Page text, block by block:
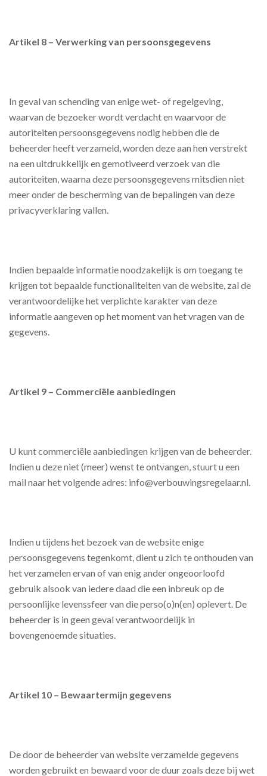
Artikel 8 – Verwerking van persoonsgegevens
In geval van schending van enige wet- of regelgeving,
waarvan de bezoeker wordt verdacht en waarvoor de
autoriteiten persoonsgegevens nodig hebben die de
beheerder heeft verzameld, worden deze aan hen verstrekt
na een uitdrukkelijk en gemotiveerd verzoek van die
autoriteiten, waarna deze persoonsgegevens mitsdien niet
meer onder de bescherming van de bepalingen van deze
privacyverklaring vallen.
Indien bepaalde informatie noodzakelijk is om toegang te
krijgen tot bepaalde functionaliteiten van de website, zal de
verantwoordelijke het verplichte karakter van deze
informatie aangeven op het moment van het vragen van de
gegevens.
Artikel 9 – Commerciële aanbiedingen
U kunt commerciële aanbiedingen krijgen van de beheerder.
Indien u deze niet (meer) wenst te ontvangen, stuurt u een
mail naar het volgende adres: info@verbouwingsregelaar.nl.
Indien u tijdens het bezoek van de website enige
persoonsgegevens tegenkomt, dient u zich te onthouden van
het verzamelen ervan of van enig ander ongeoorloofd
gebruik alsook van iedere daad die een inbreuk op de
persoonlijke levenssfeer van die perso(o)n(en) oplevert. De
beheerder is in geen geval verantwoordelijk in
bovengenoemde situaties.
Artikel 10 – Bewaartermijn gegevens
De door de beheerder van website verzamelde gegevens
worden gebruikt en bewaard voor de duur zoals deze bij wet